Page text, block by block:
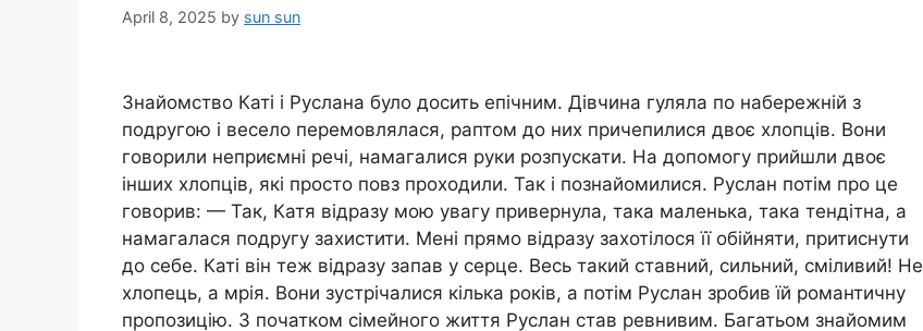
April 8, 2025 by sun sun
Знайомство Каті і Руслана було досить епічним. Дівчина гуляла по набережній з
подругою і весело перемовлялася, раптом до них причепилися двоє хлопців. Вони
говорили неприємні речі, намагалися руки розпускати. На допомогу прийшли двоє
інших хлопців, які просто повз проходили. Так і познайомилися. Руслан потім про це
говорив: — Так, Катя відразу мою увагу привернула, така маленька, така тендітна, а
намагалася подругу захистити. Мені прямо відразу захотілося її обійняти, притиснути
до себе. Каті він теж відразу запав у серце. Весь такий ставний, сильний, сміливий! Не
хлопець, а мрія. Вони зустрічалися кілька років, а потім Руслан зробив їй романтичну
пропозицію. З початком сімейного життя Руслан став ревнивим. Багатьом знайомим